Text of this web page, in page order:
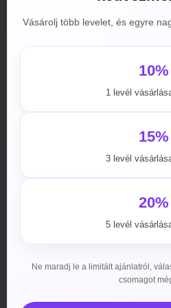
Töri a fejét, hogy micsoda
potencianövelésben? Valóban
biztosít arra, hogy akár a
palástolja, akár a szexuális
Weboldalunkon most minden
Vitara 20mg leírás elérhető,
figyelmébe! A termék
Vásárolj több levelet, és egyre
10%
1 levél
15%
3 levél
20%
5 levél
Ne maradj le a limitált ajánlatról,
csomagot